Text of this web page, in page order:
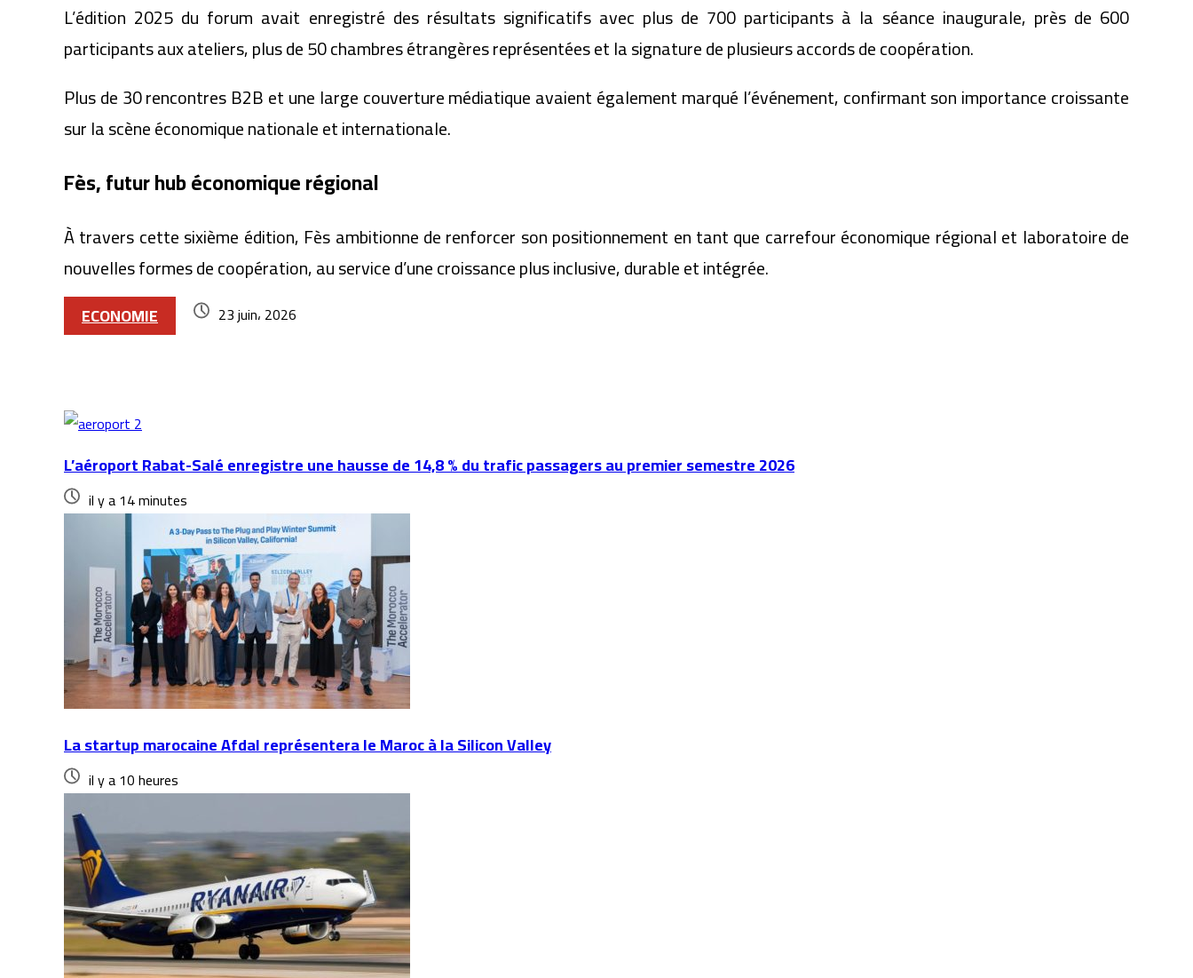
L’édition 2025 du forum avait enregistré des résultats significatifs avec plus de 700 participants à la séance inaugurale, près de 600
participants aux ateliers, plus de 50 chambres étrangères représentées et la signature de plusieurs accords de coopération.
Plus de 30 rencontres B2B et une large couverture médiatique avaient également marqué l’événement, confirmant son importance croissante
sur la scène économique nationale et internationale.
Fès, futur hub économique régional
À travers cette sixième édition, Fès ambitionne de renforcer son positionnement en tant que carrefour économique régional et laboratoire de
nouvelles formes de coopération, au service d’une croissance plus inclusive, durable et intégrée.
ECONOMIE 23 juin، 2026
L’aéroport Rabat-Salé enregistre une hausse de 14,8 % du trafic passagers au premier semestre 2026
il y a 14 minutes
La startup marocaine Afdal représentera le Maroc à la Silicon Valley
il y a 10 heures